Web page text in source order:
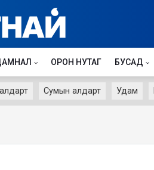
ОРОН НУТАГ БУСАД
Сумын алдарт Удам